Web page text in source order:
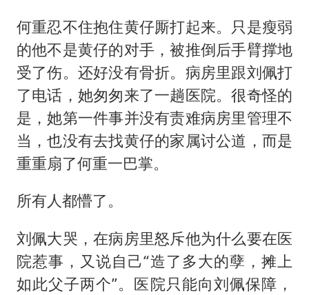
何重忍不住抱住黄仔厮打起来。只是瘦弱
的他不是黄仔的对手，被推倒后手臂撑地
受了伤。还好没有骨折。病房里跟刘佩打
了电话，她匆匆来了一趟医院。很奇怪的
是，她第一件事并没有责难病房里管理不
当，也没有去找黄仔的家属讨公道，而是
重重扇了何重一巴掌。
所有人都懵了。
刘佩大哭，在病房里怒斥他为什么要在医
院惹事，又说自己“造了多大的孽，摊上
如此父子两个”。医院只能向刘佩保障，